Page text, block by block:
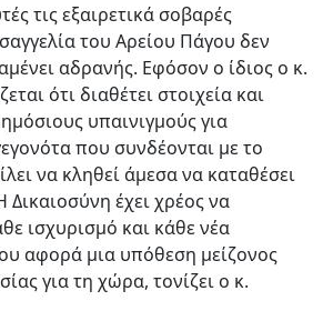
τις εξαιρετικά σοβαρές
του Αρείου Πάγου δεν
αδρανής. Εφόσον ο ίδιος ο κ.
ότι διαθέτει στοιχεία και
υπαινιγμούς για
που συνδέονται με το
να κληθεί άμεσα να καταθέσει
Δικαιοσύνη έχει χρέος να
ισχυρισμό και κάθε νέα
αφορά μια υπόθεση μείζονος
για τη χώρα, τονίζει ο κ.